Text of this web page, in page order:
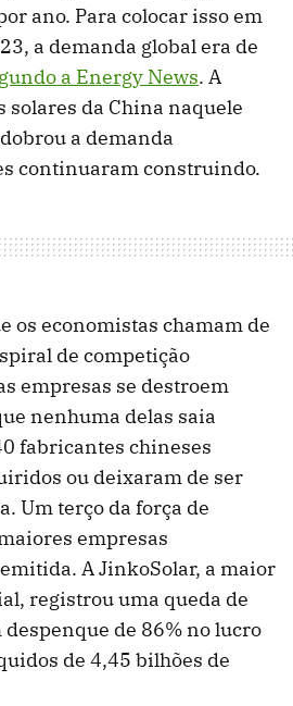
ano. Para colocar isso em
a demanda global era de
a Energy News. A
solares da China naquele
a demanda
continuaram construindo.
os economistas chamam de
de competição
empresas se destroem
nenhuma delas saia
fabricantes chineses
ou deixaram de ser
Um terço da força de
empresas
A JinkoSolar, a maior
registrou uma queda de
de 86% no lucro
de 4,45 bilhões de